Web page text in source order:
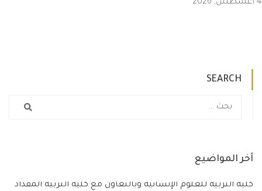
SEARCH
المواضيع
التربية للعلوم الإنسانية وبالتعاون مع كلية التربية المقداد